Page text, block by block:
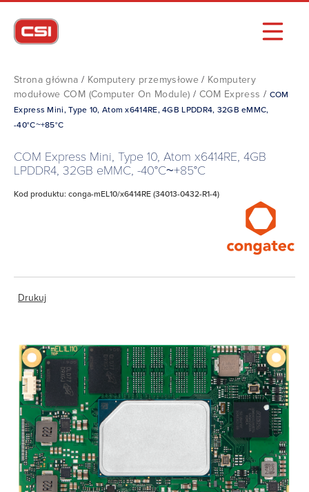
Strona główna / Komputery przemysłowe / Komputery
modułowe COM (Computer On Module) / COM Express / COM
Express Mini, Type 10, Atom x6414RE, 4GB LPDDR4, 32GB eMMC,
-40°C~+85°C
COM Express Mini, Type 10, Atom x6414RE, 4GB
LPDDR4, 32GB eMMC, -40°C~+85°C
Kod produktu: conga-mEL10/x6414RE (34013-0432-R1-4)
Drukuj